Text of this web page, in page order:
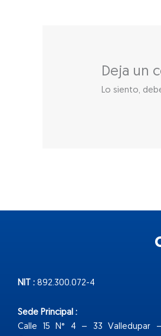
Deja un
Lo siento,
NIT : 892.300.072-4
Sede Principal :
Calle 15 N° 4 – 33 Valledupar –